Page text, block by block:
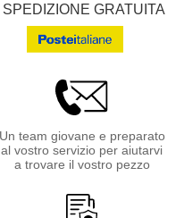
GRATUITA
Un team giovane e preparato
al vostro servizio per aiutarvi
a trovare il vostro pezzo